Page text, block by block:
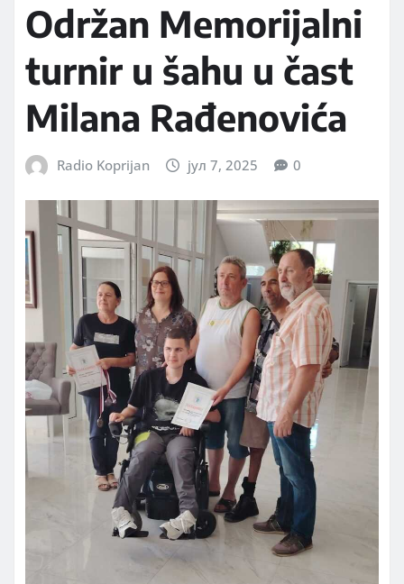
Održan Memorijalni
turnir u šahu u čast
Milana Rađenovića
Radio Koprijan јул 7, 2025 0